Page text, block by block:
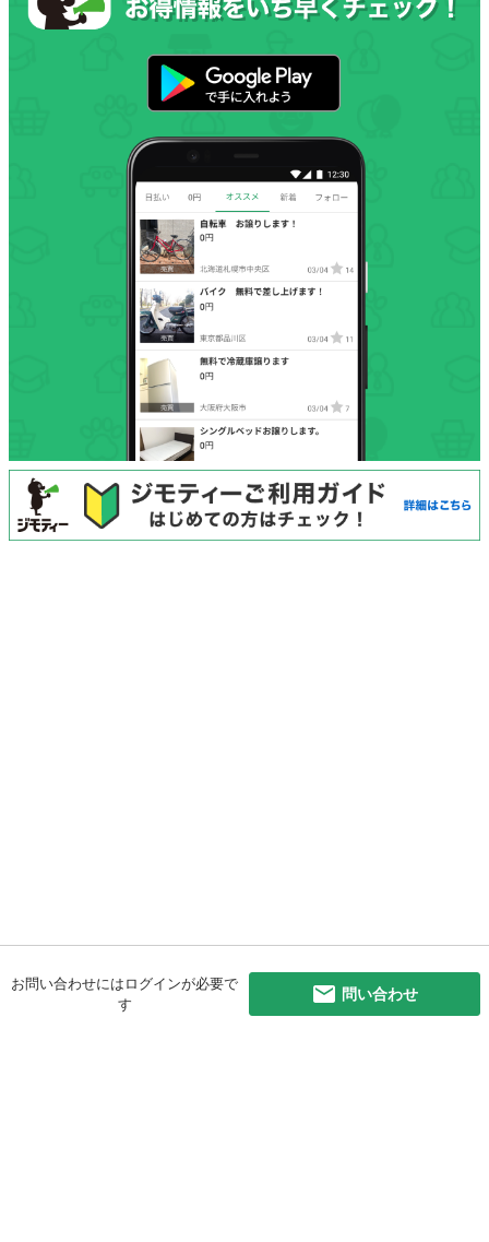
お問い合わせにはログインが必要で
す
問い合わせ